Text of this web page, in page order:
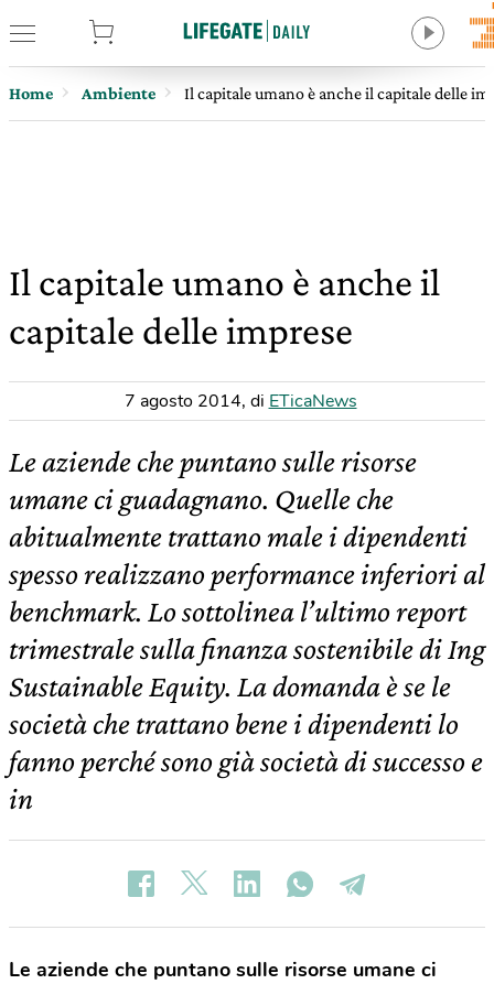
Home Ambiente Il capitale umano è anche il capitale delle
Il capitale umano è anche il
capitale delle imprese
7 agosto 2014, di ETicaNews
Le aziende che puntano sulle risorse
umane ci guadagnano. Quelle che
abitualmente trattano male i dipendenti
spesso realizzano performance inferiori al
benchmark. Lo sottolinea l’ultimo report
trimestrale sulla finanza sostenibile di Ing
Sustainable Equity. La domanda è se le
società che trattano bene i dipendenti lo
fanno perché sono già società di successo e
in
Le aziende che puntano sulle risorse umane ci